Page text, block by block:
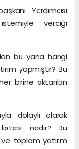
Yardımcısı
istemiyle verdiği
bu yana hangi
yapmıştır? Bu
birine aktarılan
dolaylı olarak
nedir? Bu
toplam yatırım